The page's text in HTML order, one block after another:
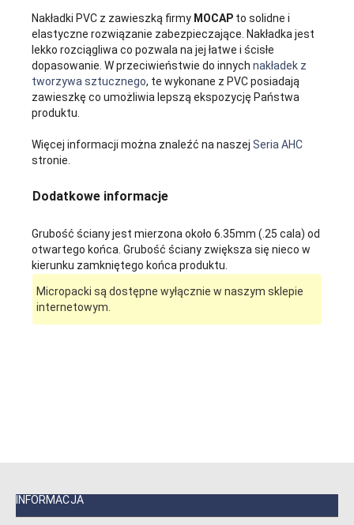
Nakładki PVC z zawieszką firmy MOCAP to solidne i
elastyczne rozwiązanie zabezpieczające. Nakładka jest
lekko rozciągliwa co pozwala na jej łatwe i ścisłe
dopasowanie. W przeciwieństwie do innychnakładek z
tworzywa sztucznego, te wykonane z PVC posiadają
zawieszkę co umożliwia lepszą ekspozycję Państwa
produktu.
Więcej informacji można znaleźć na naszejSeria AHC
stronie.
Dodatkowe informacje
Grubość ściany jest mierzona około 6.35mm (.25 cala) od
otwartego końca. Grubość ściany zwiększa się nieco w
kierunku zamkniętego końca produktu.
Micropacki są dostępne wyłącznie w naszym sklepie
internetowym.
INFORMACJA